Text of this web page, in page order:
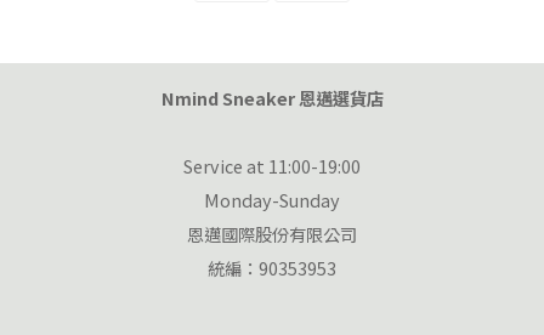
Nmind Sneaker 恩邁選貨店
Service at 11:00-19:00
Monday-Sunday
恩邁國際股份有限公司
統編：90353953